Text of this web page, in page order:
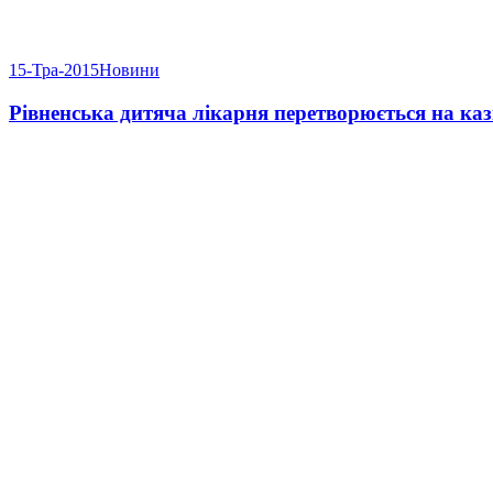
15-Тра-2015Новини
Рівненська дитяча лікарня перетворюється на